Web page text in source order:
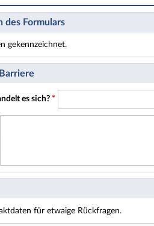
des Formulars
gekennzeichnet.
es sich? *
für etwaige Rückfragen.